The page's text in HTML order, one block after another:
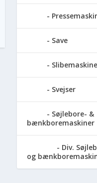
Save
Svejser
Søjlebore- &
bænkboremaskiner
Div.
og